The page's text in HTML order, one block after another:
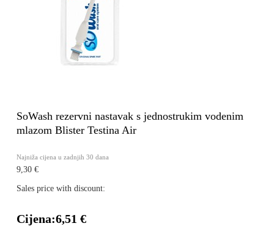
SoWash rezervni nastavak s jednostrukim vodenim
mlazom Blister Testina Air
Najniža cijena u zadnjih 30 dana
9,30 €
Sales price with discount:
Cijena:6,51 €